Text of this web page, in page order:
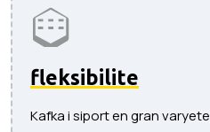
fleksibilite
Kafka i siport en gran